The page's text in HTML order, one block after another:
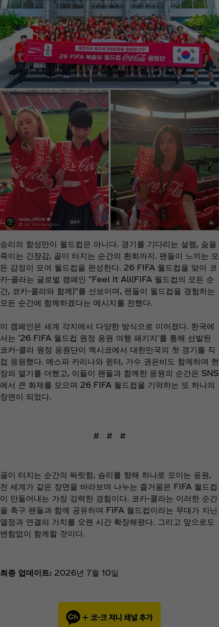
승리의 함성만이 월드컵은 아니다. 경기를 기다리는 설렘, 숨을
죽이는 긴장감, 골이 터지는 순간의 환희까지. 팬들이 느끼는 모
든 감정이 모여 월드컵을 완성한다. 26 FIFA 월드컵을 맞아 코
카-콜라는 글로벌 캠페인 "Feel It All(FIFA 월드컵의 모든 순
간, 코카-콜라와 함께)"를 선보이며, 팬들이 월드컵을 경험하는
모든 순간에 함께하겠다는 메시지를 전했다.
이 캠페인은 세계 각지에서 다양한 방식으로 이어졌다. 한국에
서는 '26 FIFA 월드컵 원정 응원 여행 패키지'를 통해 선발된
코카-콜라 원정 응원단이 멕시코에서 대한민국의 첫 경기를 직
접 응원했다. 에스파 카리나와 윈터, 가수 권은비도 함께하며 현
장의 열기를 더했고, 이들이 팬들과 함께한 응원의 순간은 SNS
에서 큰 화제를 모으며 26 FIFA 월드컵을 기억하는 또 하나의
장면이 되었다.
# # #
골이 터지는 순간의 짜릿함, 승리를 향해 하나로 모이는 응원,
전 세계가 같은 장면을 바라보며 나누는 즐거움은 FIFA 월드컵
이 만들어내는 가장 강력한 경험이다. 코카-콜라는 이러한 순간
을 축구 팬들과 함께 공유하며 FIFA 월드컵이라는 무대가 지닌
열정과 연결의 가치를 오랜 시간 확장해왔다. 그리고 앞으로도
변함없이 함께할 것이다.
최종 업데이트: 2026년 7월 10일